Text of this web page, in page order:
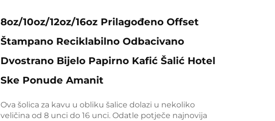
8oz/10oz/12oz/16oz Prilagođeno Offset
Štampano Reciklabilno Odbacivano
Dvostrano Bijelo Papirno Kafić Šalić Hotel
Ske Ponude Amanit
Ova šolica za kavu u obliku šalice dolazi u nekoliko
veličina od 8 unci do 16 unci. Odatle potječe najnovija